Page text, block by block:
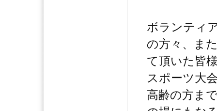
ボランティ
の方々、ま
て頂いた皆
スポーツ大
高齢の方ま